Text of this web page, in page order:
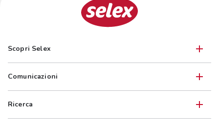
Scopri Selex
Comunicazioni
Ricerca